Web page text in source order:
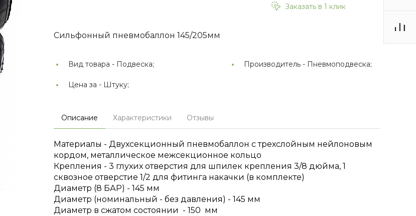
Заказать в 1 клик
Сильфонный пневмобаллон 145/205мм
Вид товара - Подвеска; Производитель - Пневмоподвеска;
Цена за - Штуку;
Описание Характеристики Отзывы
Материалы - Двухсекционный пневмобаллон с трехслойным нейлоновым
кордом, металлическое межсекционное кольцо
Крепления - 3 глухих отверстия для шпилек крепления 3/8 дюйма, 1
сквозное отверстие 1/2 для фитинга накачки (в комплекте)
Диаметр (8 БАР) - 145 мм
Диаметр (номинальный - без давления) - 145 мм
Диаметр в сжатом состоянии - 150 мм